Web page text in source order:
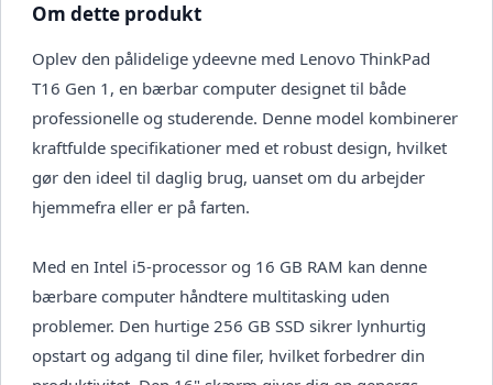
Om dette produkt
Oplev den pålidelige ydeevne med Lenovo ThinkPad
T16 Gen 1, en bærbar computer designet til både
professionelle og studerende. Denne model kombinerer
kraftfulde specifikationer med et robust design, hvilket
gør den ideel til daglig brug, uanset om du arbejder
hjemmefra eller er på farten.
Med en Intel i5-processor og 16 GB RAM kan denne
bærbare computer håndtere multitasking uden
problemer. Den hurtige 256 GB SSD sikrer lynhurtig
opstart og adgang til dine filer, hvilket forbedrer din